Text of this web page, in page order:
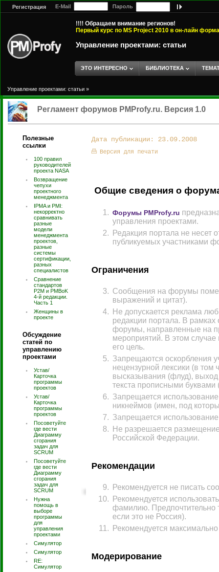
Регистрация E-Mail Пароль
!!!! Обращаем внимание регионов!
Первый курс по MS Project 2010 в он-лайн
Управление проектами: статьи
ЭТО ИНТЕРЕСНО БИБЛИОТЕКА
Управление проектами: статьи »
Регламент форумов PMProfy.ru. Версия 1.0
Полезные
ссылки
100 правил
руководителей
проекта NASA
Возвращение
чепухи
проектного
менеджмента
IPMA и PMI:
некорректно
сравнивать
разные
модели
менеджмента
проектов,
разные
системы
сертификации,
разных
специалистов
Сравнение
стандартов
P2M и PMBoK
4-й редакции.
Часть 1
Женщины в
проекте
Обсуждение
статей по
управлению
проектами
Устав/
Карточка
программы
проектов
Устав/
Карточка
программы
проектов
Посоветуйте
где вести
Диаграмму
сгорания
задач для
SCRUM
Посоветуйте
где вести
Диаграмму
сгорания
задач для
SCRUM
Нужна
помощь в
выборе
программы
для
управления
проектами
Симулятор
Симулятор
RE:
Симулятор
Дата публикации: 23.09.2008
Версия для печати
Общие сведения о
Форумы PMProfy.ru
управления проектами.
Редакция портала не несет
публикуемых участниками
Ограничения
Сообщения на форумы
выражений и цитат).
Не допускается реклама
редакции портала. В рам­ках
форумы, направленные на
мероприятий. В этом
его цель.
Запрещаются оскорбления
нецензурной лексики (в том
высказывания (флуд),
текста прописными буквами
Запрещается
никнеймов (имен, под
Запрещается
Не разрешается
Российской Федерации.
Рекомендации
Рекомендуется не писать
Рекомендуется
фамилию. Предпочтительно
если это не Россия).
Рекомендуется
Модерирование